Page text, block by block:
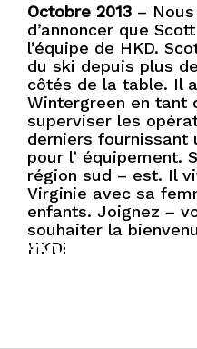
SCOTT
Octobre 2013 –
d’annoncer que
l’équipe de HKD.
du ski depuis plus
côtés de la table. Il
Wintergreen en tant
superviser les
derniers fournissant
pour l’ équipement.
région sud – est. Il
Virginie avec sa
enfants. Joignez –
souhaiter la
HKD!